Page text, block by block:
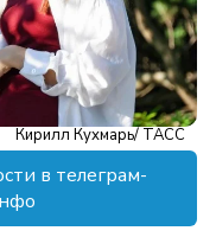
Кирилл Кухмарь/ ТАСС
в телеграм-